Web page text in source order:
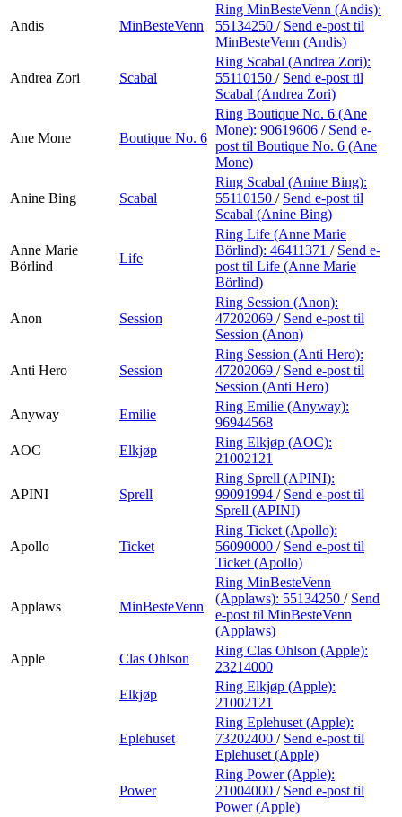
Andis MinBesteVenn
Ring MinBesteVenn (Andis):
55134250 / Send e-post til
MinBesteVenn (Andis)
Andrea Zori Scabal
Ring Scabal (Andrea Zori):
55110150 / Send e-post til
Scabal (Andrea Zori)
Ane Mone Boutique No. 6
Ring Boutique No. 6 (Ane
Mone): 90619606 / Send e-
post til Boutique No. 6 (Ane
Mone)
Anine Bing Scabal
Ring Scabal (Anine Bing):
55110150 / Send e-post til
Scabal (Anine Bing)
Anne Marie
Börlind
Life
Ring Life (Anne Marie
Börlind): 46411371 / Send e-
post til Life (Anne Marie
Börlind)
Anon Session
Ring Session (Anon):
47202069 / Send e-post til
Session (Anon)
Anti Hero Session
Ring Session (Anti Hero):
47202069 / Send e-post til
Session (Anti Hero)
Anyway
Emilie
Ring Emilie (Anyway):
96944568
AOC
Elkjøp
Ring Elkjøp (AOC):
21002121
APINI Sprell
Ring Sprell (APINI):
99091994 / Send e-post til
Sprell (APINI)
Apollo Ticket
Ring Ticket (Apollo):
56090000 / Send e-post til
Ticket (Apollo)
Applaws MinBesteVenn
Ring MinBesteVenn
(Applaws): 55134250 / Send
e-post til MinBesteVenn
(Applaws)
Apple
Clas Ohlson
Ring Clas Ohlson (Apple):
23214000
Elkjøp
Ring Elkjøp (Apple):
21002121
Eplehuset
Ring Eplehuset (Apple):
73202400 / Send e-post til
Eplehuset (Apple)
Power
Ring Power (Apple):
21004000 / Send e-post til
Power (Apple)